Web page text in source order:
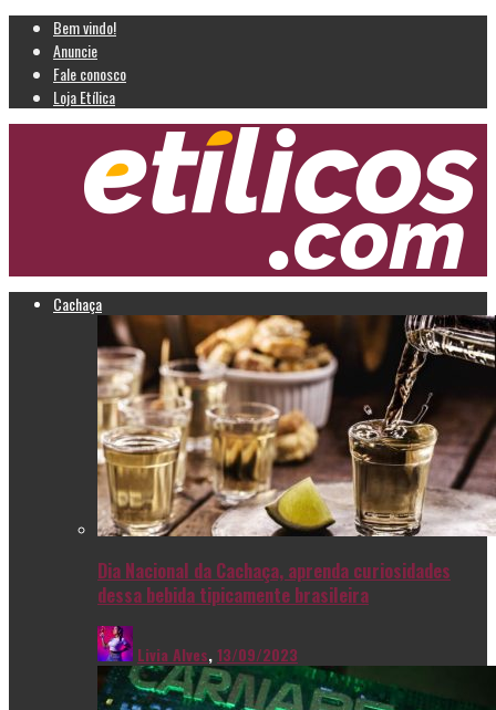
Bem vindo!
Anuncie
Fale conosco
Loja Etílica
Cachaça
Dia Nacional da Cachaça, aprenda curiosidades
dessa bebida tipicamente brasileira
Livia Alves,13/09/2023